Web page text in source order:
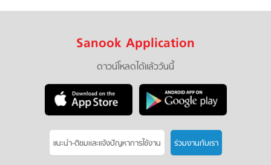
Sanook Application
ดาวน์โหลดได้แล้ววันนี้
แนะนำ-ติชมเเละแจ้งปัญหาการใช้งาน ร่วมงานกับเรา